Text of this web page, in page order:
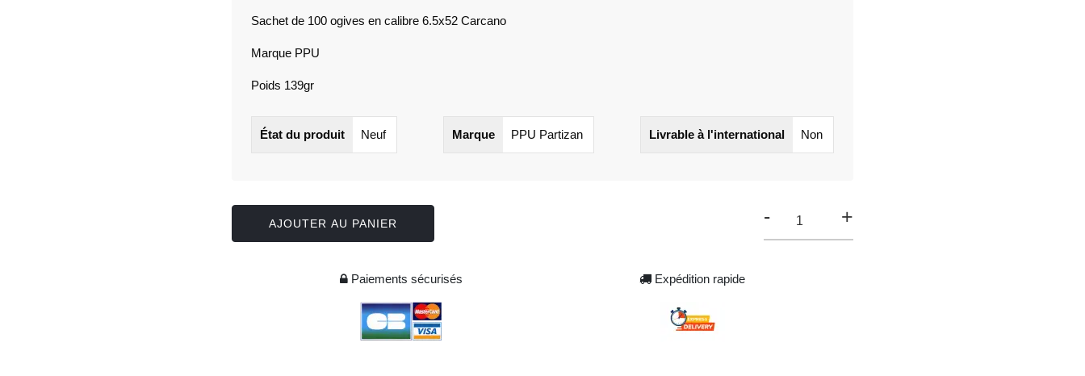
Sachet de 100 ogives en calibre 6.5x52 Carcano
Marque PPU
Poids 139gr
État du produit Neuf Marque PPU Partizan Livrable à l'international Non
AJOUTER AU PANIER - +
Paiements sécurisés Expédition rapide